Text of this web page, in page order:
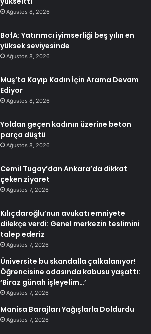
Ağustos 8, 2026
BofA: Yatırımcı iyimserliği beş yılın en
yüksek seviyesinde
Ağustos 8, 2026
Muş’ta Kayıp Kadın İçin Arama Devam
Ediyor
Ağustos 8, 2026
Yoldan geçen kadının üzerine beton
parça düştü
Ağustos 8, 2026
Cemil Tugay’dan Ankara’da dikkat
çeken ziyaret
Ağustos 7, 2026
Kılıçdaroğlu’nun avukatı emniyete
dilekçe verdi: Genel merkezin teslimini
talep ederiz
Ağustos 7, 2026
Üniversite bu skandalla çalkalanıyor!
Öğrencisine odasında kabusu yaşattı:
‘Biraz günah işleyelim…’
Ağustos 7, 2026
Manisa Barajları Yağışlarla Doldurdu
Ağustos 7, 2026